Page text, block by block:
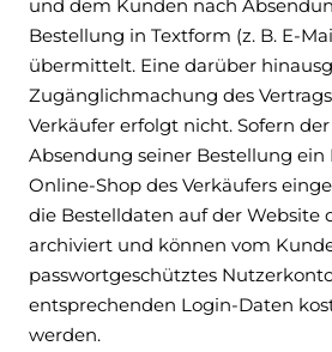
und dem Kunden nach
Bestellung in Textform (z. B. E-
übermittelt. Eine darüber
Zugänglichmachung des
Verkäufer erfolgt nicht. Sofern
Absendung seiner Bestellung
Online-Shop des Verkäufers
die Bestelldaten auf der Website
archiviert und können vom
passwortgeschütztes
entsprechenden Login-Daten
werden.